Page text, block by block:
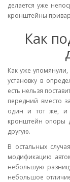
делается уже
кронштейны
Как
Как уже
установку в
есть нельзя
передний вместо
один и тот же, и
кронштейн опоры
другую.
В остальных
модификацию
небольшую
небольшое